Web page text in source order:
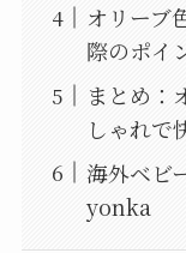
オリーブ
際のポイ
まとめ：
しゃれで
海外ベビ
yonka